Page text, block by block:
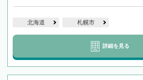
北海道 札幌市
詳細を見る